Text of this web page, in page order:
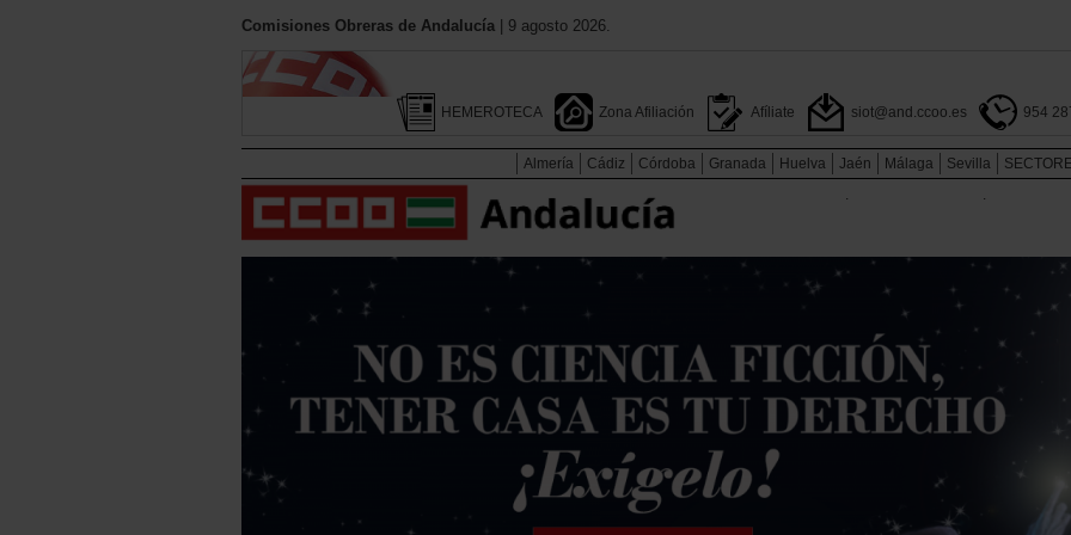
Comisiones Obreras de Andalucía | 9 agosto 2026.
HEMEROTECA Zona Afiliación Afíliate siot@and.ccoo.es 954
Almería Cádiz Córdoba Granada Huelva Jaén Málaga Sevilla
.
.